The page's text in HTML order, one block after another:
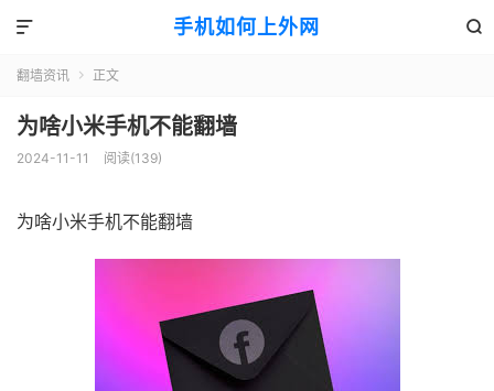
手机如何上外网 

翻墙资讯  正文
为啥小米手机不能翻墙
2024-11-11 阅读(139)
为啥小米手机不能翻墙